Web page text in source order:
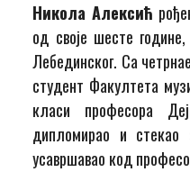
Никола Алексић
од своје шесте
Лебединског. Са
студент Факултета
класи професора
дипломирао и
усавршавао код